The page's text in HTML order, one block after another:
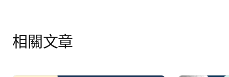
相關文章